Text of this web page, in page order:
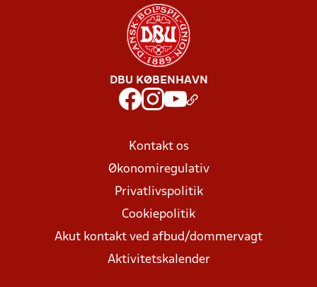
DBU KØBENHAVN
Kontakt os
Økonomiregulativ
Privatlivspolitik
Cookiepolitik
Akut kontakt ved afbud/dommervagt
Aktivitetskalender